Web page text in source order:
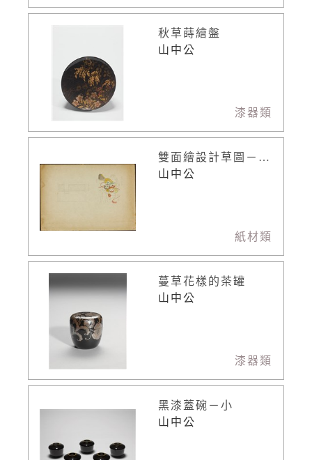
秋草蒔繪盤
山中公
漆器類
雙面繪設計草圖－含鏡小畫妝盒
山中公
紙材類
蔓草花樣的茶罐
山中公
漆器類
黑漆蓋碗－小
山中公